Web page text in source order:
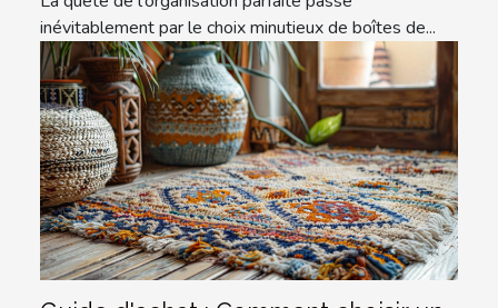
inévitablement par le choix minutieux de boîtes de...